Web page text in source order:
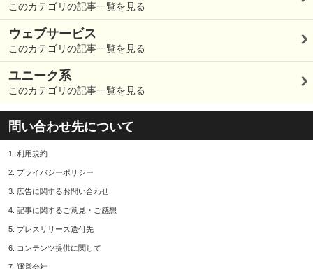
このカテゴリの記事一覧を見る
ウェブサービス
このカテゴリの記事一覧を見る
ユニーク系
このカテゴリの記事一覧を見る
問い合わせ先について
1. 利用規約
2. プライバシーポリシー
3. 広告に関するお問い合わせ
4. 記事に関するご意見・ご感想
5. プレスリリース送付先
6. コンテンツ提供に関して
7. 運営会社